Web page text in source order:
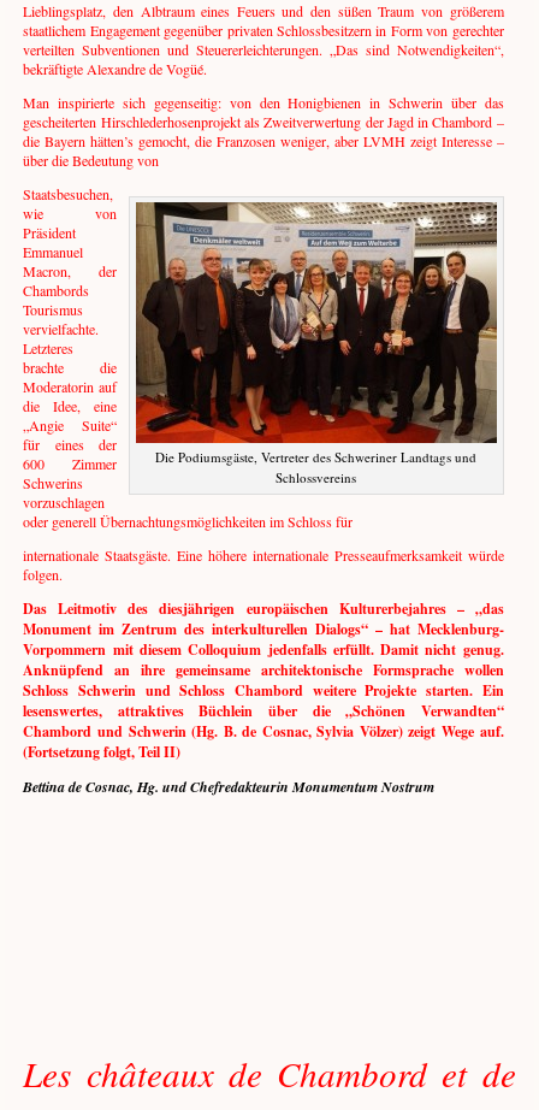
Lieblingsplatz, den Albtraum eines Feuers und den süßen Traum von größerem
staatlichem Engagement gegenüber privaten Schlossbesitzern in Form von gerechter
verteilten Subventionen und Steuererleichterungen. „Das sind Notwendigkeiten“,
bekräftigte Alexandre de Vogüé.
Man inspirierte sich gegenseitig: von den Honigbienen in Schwerin über das
gescheiterten Hirschlederhosenprojekt als Zweitverwertung der Jagd in Chambord –
die Bayern hätten’s gemocht, die Franzosen weniger, aber LVMH zeigt Interesse –
über die Bedeutung von
Die Podiumsgäste, Vertreter des Schweriner Landtags und
Schlossvereins
Staatsbesuchen,
wie von
Präsident
Emmanuel
Macron, der
Chambords
Tourismus
vervielfachte.
Letzteres
brachte die
Moderatorin auf
die Idee, eine
„Angie Suite“
für eines der
600 Zimmer
Schwerins
vorzuschlagen
oder generell Übernachtungsmöglichkeiten im Schloss für
internationale Staatsgäste. Eine höhere internationale Presseaufmerksamkeit würde
folgen.
Das Leitmotiv des diesjährigen europäischen Kulturerbejahres – „das
Monument im Zentrum des interkulturellen Dialogs“ – hat Mecklenburg-
Vorpommern mit diesem Colloquium jedenfalls erfüllt. Damit nicht genug.
Anknüpfend an ihre gemeinsame architektonische Formsprache wollen
Schloss Schwerin und Schloss Chambord weitere Projekte starten. Ein
lesenswertes, attraktives Büchlein über die „Schönen Verwandten“
Chambord und Schwerin (Hg. B. de Cosnac, Sylvia Völzer) zeigt Wege auf.
(Fortsetzung folgt, Teil II)
Bettina de Cosnac, Hg. und Chefredakteurin Monumentum Nostrum
Les châteaux de Chambord et de